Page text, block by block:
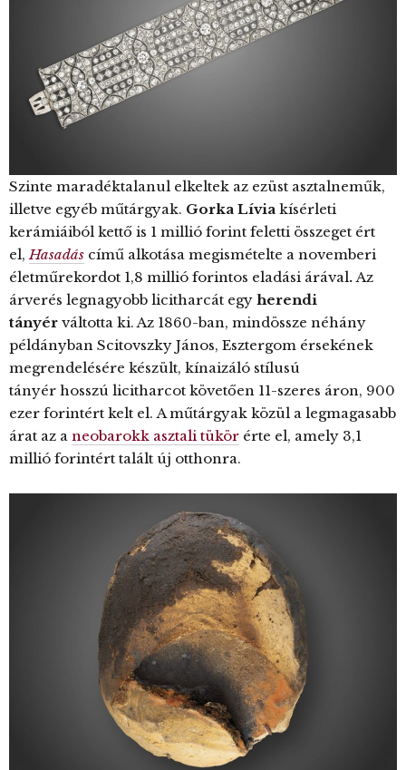
Szinte maradéktalanul elkeltek az ezüst asztalneműk,
illetve egyéb műtárgyak. Gorka Lívia kísérleti
kerámiáiból kettő is 1 millió forint feletti összeget ért
el, Hasadás című alkotása megismételte a novemberi
életműrekordot 1,8 millió forintos eladási árával. Az
árverés legnagyobb licitharcát egy herendi
tányér váltotta ki. Az 1860-ban, mindössze néhány
példányban Scitovszky János, Esztergom érsekének
megrendelésére készült, kínaizáló stílusú
tányér hosszú licitharcot követően 11-szeres áron, 900
ezer forintért kelt el. A műtárgyak közül a legmagasabb
árat az a neobarokk asztali tükör érte el, amely 3,1
millió forintért talált új otthonra.